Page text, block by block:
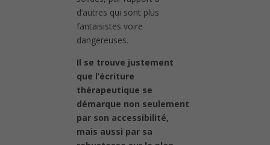
d’autres qui sont plus
fantaisistes voire
dangereuses.
Il se trouve justement
que l’écriture
thérapeutique se
démarque non seulement
par son accessibilité,
mais aussi par sa